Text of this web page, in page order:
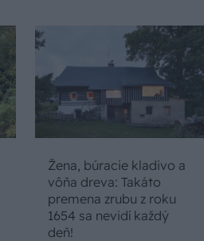
Žena, búracie kladivo a
vôňa dreva: Takáto
premena zrubu z roku
1654 sa nevidí každý
deň!